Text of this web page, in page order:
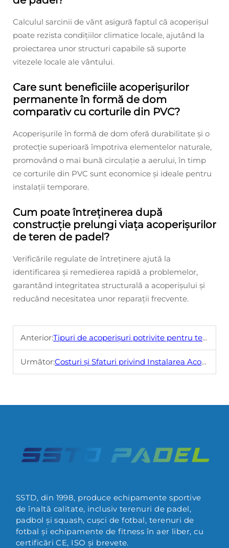
Calculul sarcinii de vânt asigură faptul că acoperișul
poate rezista condițiilor climatice locale, ajutând la
proiectarea unor structuri capabile să suporte
vitezele locale ale vântului.
Care sunt beneficiile acoperișurilor
permanente în formă de dom
comparativ cu corturile din PVC?
Acoperișurile în formă de dom oferă durabilitate și o
protecție superioară împotriva elementelor naturale,
promovând o mai bună circulație a aerului, în timp
ce corturile din PVC sunt economice și ideale pentru
instalații temporare.
Cum poate întreținerea după
construcție prelungi viața acoperișurilor
de teren de padel?
Verificările regulate de întreținere ajută la
identificarea și remedierea rapidă a problemelor,
garantând integritatea structurală a acoperișului și
reducând necesitatea unor reparații frecvente.
Anterior:Tipuri de acoperișuri potrivite pentru terenuri de paddle
Următor:Costuri și Sfaturi privind Instalarea Acoperișului pentru Terenuri de Paddle
SSTD, din 1998, produce echipamente sportive
de înaltă calitate, inclusiv terenuri de padel,
padbol și squash, cușci de fotbal, terenuri de
fotbal și echipamente de fitness în aer liber, cu
certificări CE, ISO și brevete.